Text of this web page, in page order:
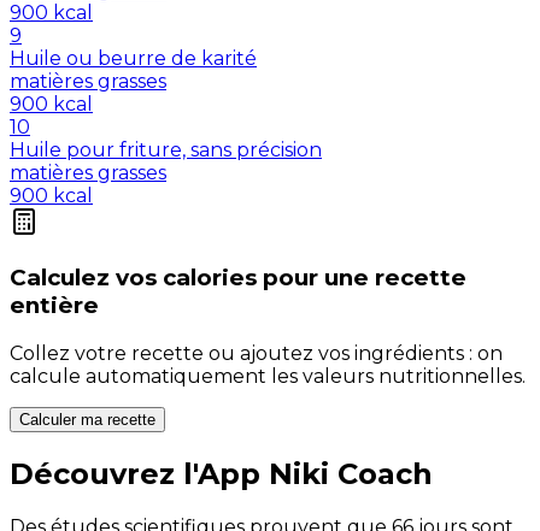
900 kcal
9
Huile ou beurre de karité
matières grasses
900 kcal
10
Huile pour friture, sans précision
matières grasses
900 kcal
Calculez vos calories pour une recette
entière
Collez votre recette ou ajoutez vos ingrédients : on
calcule automatiquement les valeurs nutritionnelles.
Calculer ma recette
Découvrez l'App Niki Coach
Des études scientifiques prouvent que 66 jours sont